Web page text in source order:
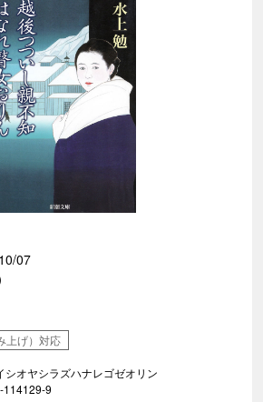
07
上げ）対応
オヤシラズハナレゴゼオリン
114129-9